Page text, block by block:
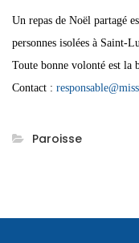
Un repas de Noël partagé
personnes isolées à Saint-
Toute bonne volonté est la
Contact :
Paroisse